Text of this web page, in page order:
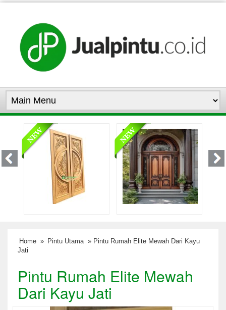
Home » Pintu Utama » Pintu Rumah Elite Mewah Dari Kayu
Jati
Pintu Rumah Elite Mewah
Dari Kayu Jati